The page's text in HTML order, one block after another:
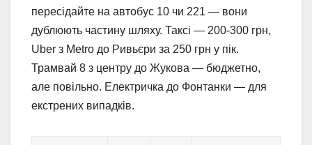
пересідайте на автобус 10 чи 221 — вони
дублюють частину шляху. Таксі — 200-300 грн,
Uber з Metro до Ривьєри за 250 грн у пік.
Трамвай 8 з центру до Жукова — бюджетно,
але повільно. Електричка до Фонтанки — для
екстрених випадків.